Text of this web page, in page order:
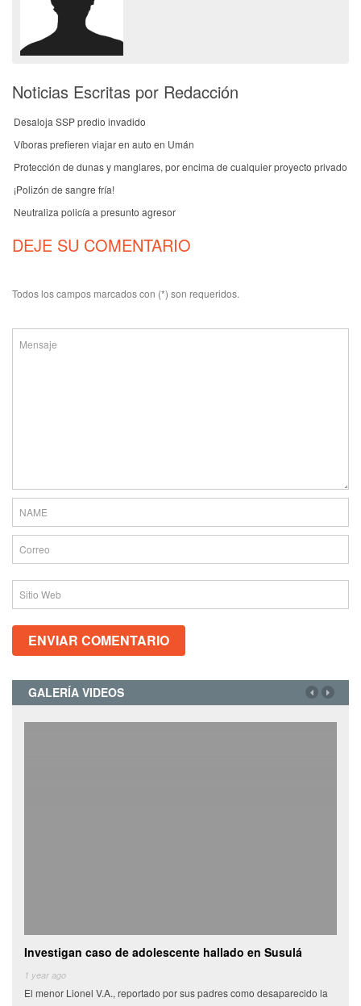
Noticias Escritas por Redacción
Desaloja SSP predio invadido
Víboras prefieren viajar en auto en Umán
Protección de dunas y manglares, por encima de cualquier proyecto privado
¡Polizón de sangre fría!
Neutraliza policía a presunto agresor
DEJE SU COMENTARIO
Todos los campos marcados con (*) son requeridos.
GALERÍA VIDEOS
Investigan caso de adolescente hallado en Susulá
1 year ago
El menor Lionel V.A., reportado por sus padres como desaparecido la